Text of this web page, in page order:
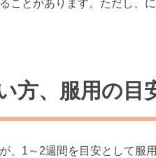
ことがあります。ただし、
方、服用の目
、1～2週間を目安として服